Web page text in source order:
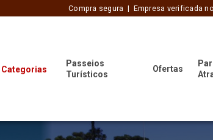
Compra segura | Empresa verificada
Categorias
Passeios
Turísticos
Ofertas